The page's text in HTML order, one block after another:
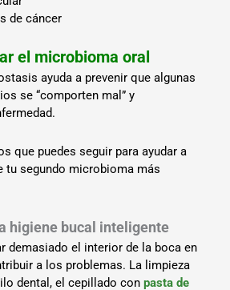
de cáncer
el microbioma oral
ayuda a prevenir que algunas
se “comporten mal” y
que puedes seguir para ayudar a
tu segundo microbioma más
higiene bucal inteligente
demasiado el interior de la boca en
a los problemas. La limpieza
dental, el cepillado conpasta de